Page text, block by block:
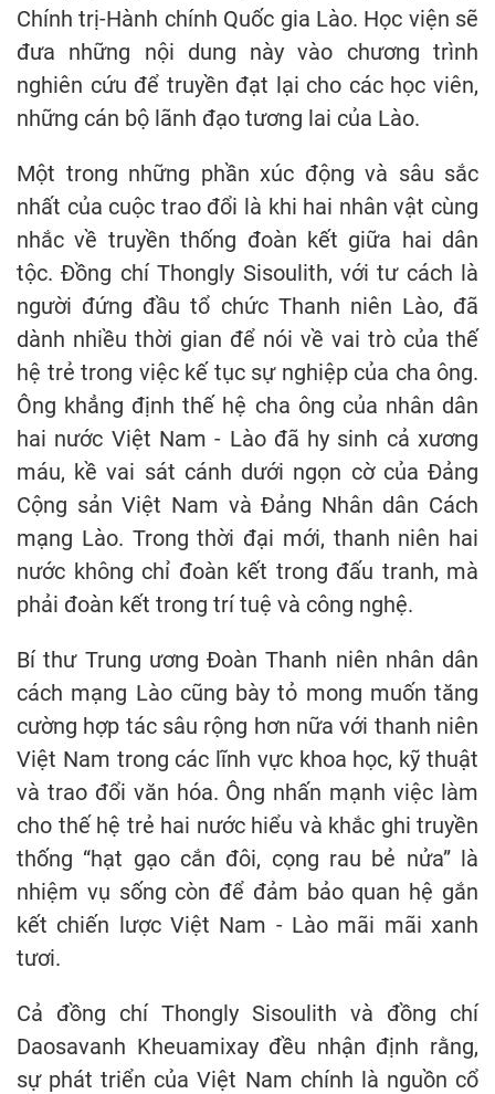
Chính trị-Hành chính Quốc gia Lào. Học viện sẽ
đưa những nội dung này vào chương trình
nghiên cứu để truyền đạt lại cho các học viên,
những cán bộ lãnh đạo tương lai của Lào.
Một trong những phần xúc động và sâu sắc
nhất của cuộc trao đổi là khi hai nhân vật cùng
nhắc về truyền thống đoàn kết giữa hai dân
tộc. Đồng chí Thongly Sisoulith, với tư cách là
người đứng đầu tổ chức Thanh niên Lào, đã
dành nhiều thời gian để nói về vai trò của thế
hệ trẻ trong việc kế tục sự nghiệp của cha ông.
Ông khẳng định thế hệ cha ông của nhân dân
hai nước Việt Nam - Lào đã hy sinh cả xương
máu, kề vai sát cánh dưới ngọn cờ của Đảng
Cộng sản Việt Nam và Đảng Nhân dân Cách
mạng Lào. Trong thời đại mới, thanh niên hai
nước không chỉ đoàn kết trong đấu tranh, mà
phải đoàn kết trong trí tuệ và công nghệ.
Bí thư Trung ương Đoàn Thanh niên nhân dân
cách mạng Lào cũng bày tỏ mong muốn tăng
cường hợp tác sâu rộng hơn nữa với thanh niên
Việt Nam trong các lĩnh vực khoa học, kỹ thuật
và trao đổi văn hóa. Ông nhấn mạnh việc làm
cho thế hệ trẻ hai nước hiểu và khắc ghi truyền
thống “hạt gạo cắn đôi, cọng rau bẻ nửa” là
nhiệm vụ sống còn để đảm bảo quan hệ gắn
kết chiến lược Việt Nam - Lào mãi mãi xanh
tươi.
Cả đồng chí Thongly Sisoulith và đồng chí
Daosavanh Kheuamixay đều nhận định rằng,
sự phát triển của Việt Nam chính là nguồn cổ